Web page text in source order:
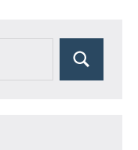
Suchen